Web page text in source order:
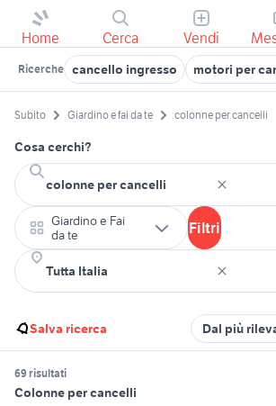
Home Cerca Vendi
Ricerche cancello ingresso motori per
Subito Giardino e fai da te colonne per cancelli
Cosa cerchi?
Giardino e Fai
da te
Filtri
Salva ricerca Dal più
69 risultati
Colonne per cancelli